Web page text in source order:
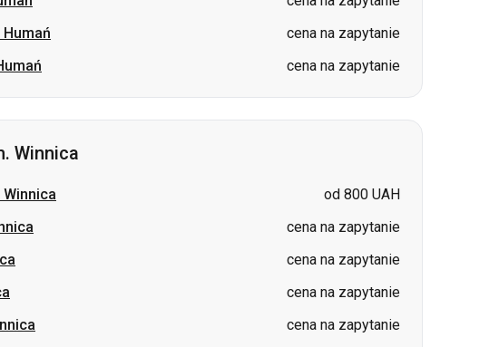
Winnica
Winnica
od 800 UAH
cena na zapytanie
cena na zapytanie
cena na zapytanie
cena na zapytanie
cena na zapytanie